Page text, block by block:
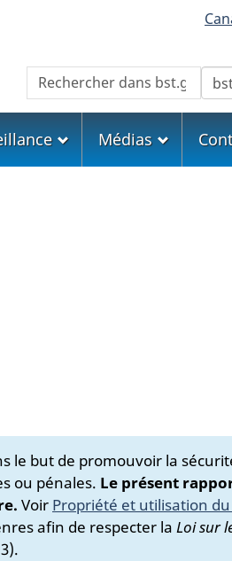
Rechercher
Médias
le but de promouvoir la
ou pénales. Le présent
Voir Propriété et utilisation
afin de respecter la Loi sur